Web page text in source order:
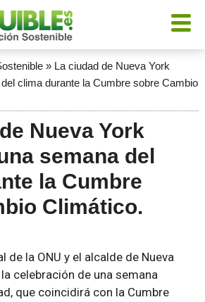
» La ciudad de Nueva York
clima durante la Cumbre sobre Cambio
Nueva York
semana del
la Cumbre
Climático.
de la ONU y el alcalde de Nueva
celebración de una semana
que coincidirá con la Cumbre